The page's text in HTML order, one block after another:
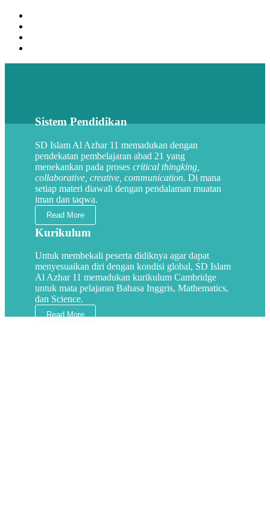
Sistem Pendidikan
SD Islam Al Azhar 11 memadukan dengan
pendekatan pembelajaran abad 21 yang
menekankan pada proses critical thingking,
collaborative, creative, communication. Di mana
setiap materi diawali dengan pendalaman muatan
iman dan taqwa.
Read More
Kurikulum
Untuk membekali peserta didiknya agar dapat
menyesuaikan diri dengan kondisi global, SD Islam
Al Azhar 11 memadukan kurikulum Cambridge
untuk mata pelajaran Bahasa Inggris, Mathematics,
dan Science.
Read More